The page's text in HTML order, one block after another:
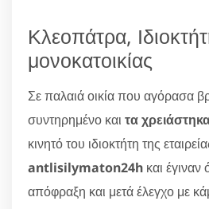
Κλεοπάτρα,
μονοκατοικίας
Σε παλαιά οικία που αγόρασα
συντηρημένο και τα
κινητό του ιδιοκτήτη της
antlisilymaton24h και
απόφραξη και μετά έλεγχο με